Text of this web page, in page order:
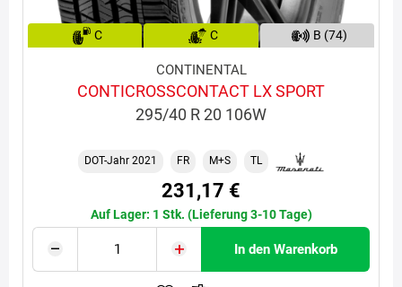
C C B (74)
CONTINENTAL
CONTICROSSCONTACT LX SPORT
295/40 R 20 106W
DOT-Jahr 2021 FR M+S TL
231,17 €
Auf Lager: 1 Stk. (Lieferung 3-10 Tage)
In den Warenkorb